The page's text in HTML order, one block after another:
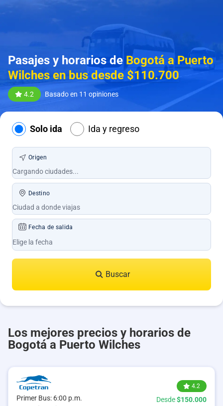
Pasajes y horarios de Bogotá a Puerto
Wilches en bus desde $110.700
4.2 Basado en 11 opiniones
Solo ida Ida y regreso
Origen
Destino
Fecha de salida
Buscar
Los mejores precios y horarios de
Bogotá a Puerto Wilches
Primer Bus: 6:00 p.m.
4.2
Desde$150.000